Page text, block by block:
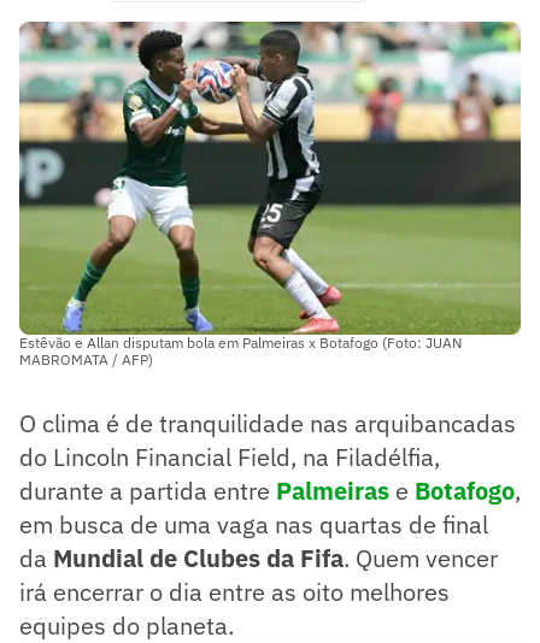
Estêvão e Allan disputam bola em Palmeiras x Botafogo (Foto: JUAN
MABROMATA / AFP)
O clima é de tranquilidade nas arquibancadas
do Lincoln Financial Field, na Filadélfia,
durante a partida entre Palmeiras e Botafogo,
em busca de uma vaga nas quartas de final
da Mundial de Clubes da Fifa. Quem vencer
irá encerrar o dia entre as oito melhores
equipes do planeta.